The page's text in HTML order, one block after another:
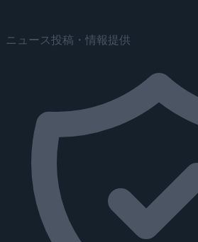
ニュース投稿・情報提供